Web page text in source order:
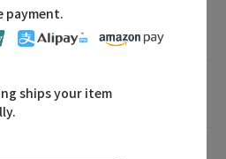
シンプルだからこそ、長く
着れるサマ...
PLAIN PEOPLE
MAHO